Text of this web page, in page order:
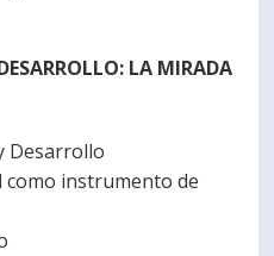
LA MIRADA
Desarrollo
como instrumento de